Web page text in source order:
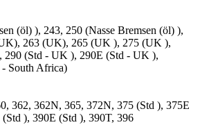
(öl) ), 243, 250 (Nasse Bremsen (öl) ),
263 (UK), 265 (UK ), 275 (UK ),
290 (Std - UK ), 290E (Std - UK ),
- South Africa)
362, 362N, 365, 372N, 375 (Std ), 375E
), 390E (Std ), 390T, 396